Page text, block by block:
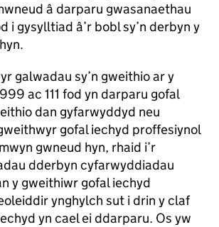
â darparu gwasanaethau
i gysylltiad â’r bobl sy’n derbyn y
galwadau sy’n gweithio ar y
ac 111 fod yn darparu gofal
dan gyfarwyddyd neu
gofal iechyd proffesiynol
gwneud hyn, rhaid i’r
dderbyn cyfarwyddiadau
y gweithiwr gofal iechyd
ynghylch sut i drin y claf
yn cael ei ddarparu. Os yw